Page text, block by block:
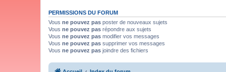
PERMISSIONS DU FORUM
Vous ne pouvez pas poster de nouveaux sujets
Vous ne pouvez pas répondre aux sujets
Vous ne pouvez pas modifier vos messages
Vous ne pouvez pas supprimer vos messages
Vous ne pouvez pas joindre des fichiers